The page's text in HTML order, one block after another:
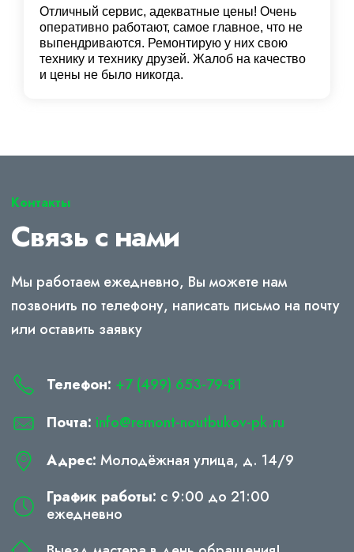
Отличный сервис, адекватные цены! Очень
оперативно работают, самое главное, что не
выпендриваются. Ремонтирую у них свою
технику и технику друзей. Жалоб на качество
и цены не было никогда.
Контакты
Связь с нами
Мы работаем ежедневно, Вы можете нам
позвонить по телефону, написать письмо на почту
или оставить заявку
Телефон: +7 (499) 653-79-81
Почта: info@remont-noutbukov-pk.ru
Адрес: Молодёжная улица, д. 14/9
График работы: с 9:00 до 21:00
ежедневно